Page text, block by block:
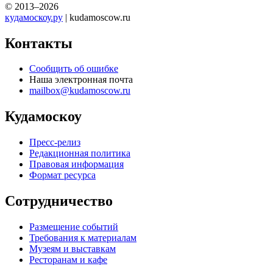
© 2013–2026
кудамоскоу.ру | kudamoscow.ru
Контакты
Сообщить об ошибке
Наша электронная почта
mailbox@kudamoscow.ru
Кудамоскоу
Пресс-релиз
Редакционная политика
Правовая информация
Формат ресурса
Сотрудничество
Размещение событий
Требования к материалам
Музеям и выставкам
Ресторанам и кафе